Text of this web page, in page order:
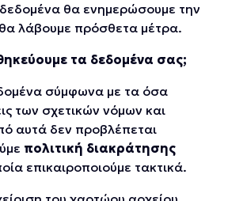
θα ενημερώσουμε την
θα λάβουμε πρόσθετα μέτρα.
τα δεδομένα σας;
σύμφωνα με τα όσα
των σχετικών νόμων και
αυτά δεν προβλέπεται
πολιτική διακράτησης
επικαιροποιούμε τακτικά.